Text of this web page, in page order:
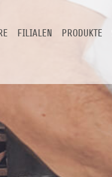
FILIALEN PRODUKTE